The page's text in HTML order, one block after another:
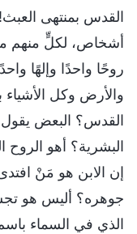
القدس بمنتهى
أشخاص، لكلٍّ منهم
روحًا واحدًا وإلهًا
والأرض وكل الأشياء
القدس؟ البعض يقول
البشرية؟ أهو الروح
إن الابن هو مَنْ
جوهره؟ أليس هو
الذي في السماء